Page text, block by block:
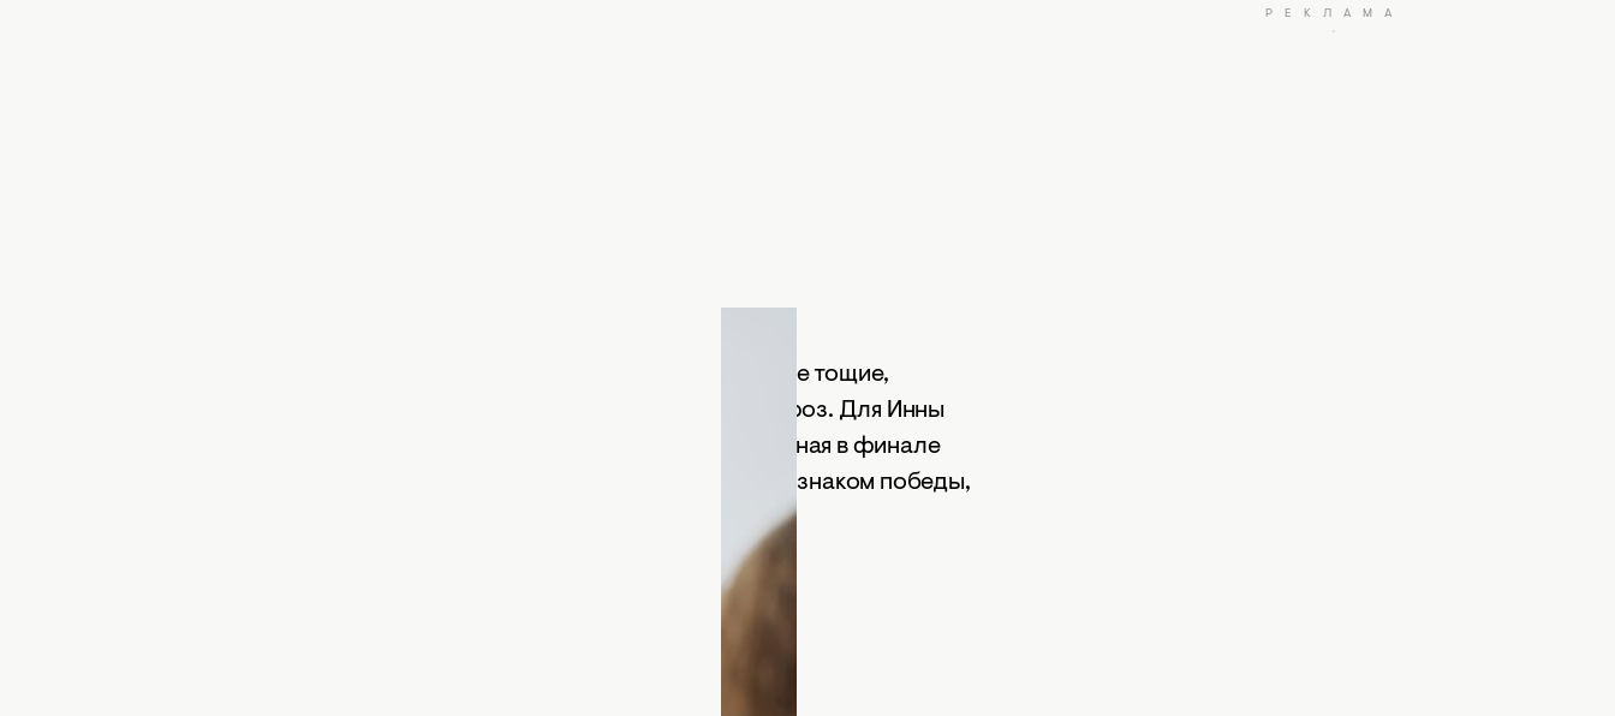
В коллекцию вошли вещи в стиле streetwear: белые и черные тощие,
футболки и рубашки, украшенные щекотливыми принтами роз. Для Инны
этот символ имеет особое значение: красная роза, полученная в финале
"Холостяка" от Александра Терена, стала для нее не только знаком победы,